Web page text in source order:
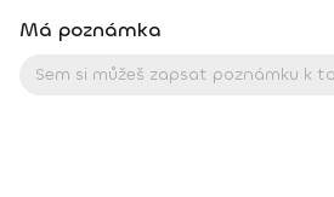
Má poznámka